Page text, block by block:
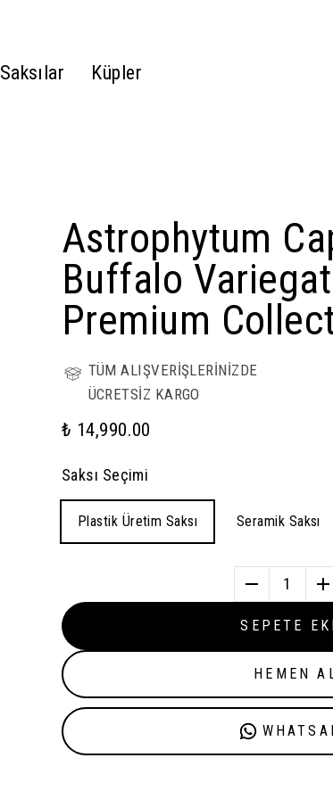
Saksılar Küpler
Astrophytum
Buffalo
Premium
TÜM ALIŞVERİŞLERİNİZDE
ÜCRETSİZ KARGO
₺ 14,990.00
Saksı Seçimi
Plastik Üretim Saksı Seramik Saksı
1
SEPETE
HEMEN